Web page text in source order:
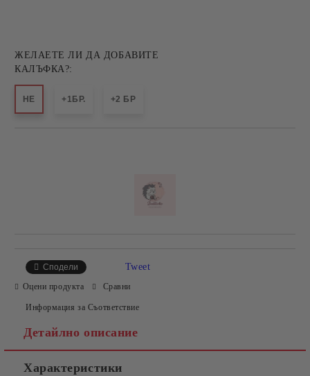
ЖЕЛАЕТЕ ЛИ ДА ДОБАВИТЕ
КАЛЪФКА?:
НЕ +1БР. +2 БР
Сподели Tweet
Оцени продукта Сравни
Информация за Съответствие
Детайлно описание
Характеристики